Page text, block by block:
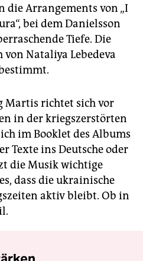
die Arrangements von „I
bei dem Danielsson
Tiefe. Die
Nataliya Lebedeva
Martis richtet sich vor
in der kriegszerstörten
im Booklet des Albums
Texte ins Deutsche oder
die Musik wichtige
dass die ukrainische
aktiv bleibt. Ob in